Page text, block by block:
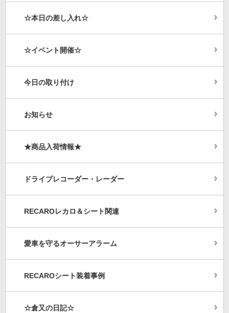
☆本日の差し入れ☆
☆イベント開催☆
今日の取り付け
お知らせ
★商品入荷情報★
ドライブレコーダー・レーダー
RECAROレカロ＆シート関連
愛車を守るオーサーアラーム
RECAROシート装着事例
☆倉又の日記☆